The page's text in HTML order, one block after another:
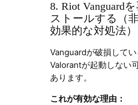
8. Riot Vanguard
ストールする（
効果的な対処法）
Vanguardが破損してい
Valorantが起動しない
あります。
これが有効な理由：